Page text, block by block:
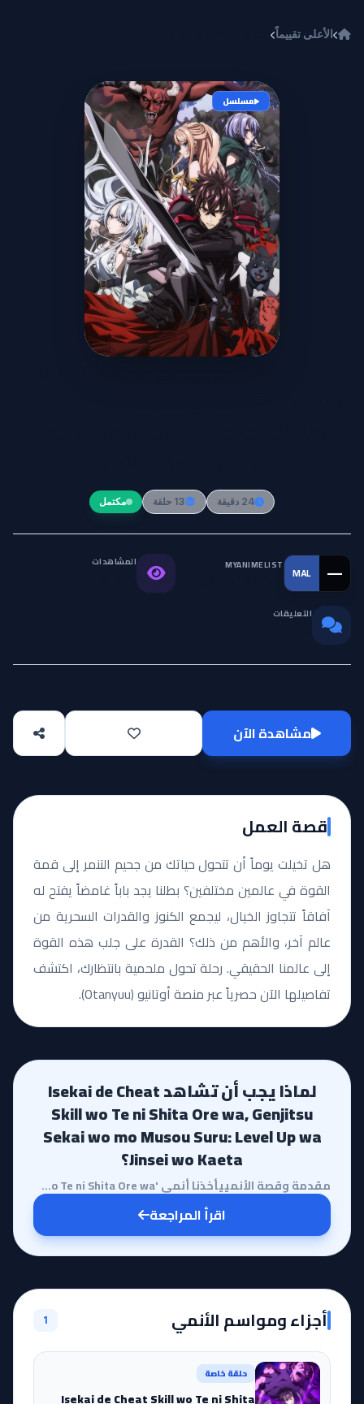
الأعلى تقييماً
مسلسل
Isekai de Cheat Skill wo Te ni
24 دقيقة 13 حلقة مكتمل
MAL —
MYANIMELIST المشاهدات
التعليقات
مشاهدة الآن
قصة العمل
هل تخيلت يوماً أن تتحول حياتك من جحيم التنمر إلى قمة
القوة في عالمين مختلفين؟ بطلنا يجد باباً غامضاً يفتح له
آفاقاً تتجاوز الخيال، ليجمع الكنوز والقدرات السحرية من
عالم آخر، والأهم من ذلك؟ القدرة على جلب هذه القوة
إلى عالمنا الحقيقي. رحلة تحول ملحمية بانتظارك، اكتشف
تفاصيلها الآن حصرياً عبر منصة أوتانيو (Otanyuu).
لماذا يجب أن تشاهد Isekai de Cheat
Skill wo Te ni Shita Ore wa, Genjitsu
Sekai wo mo Musou Suru: Level Up wa
Jinsei wo Kaeta؟
مقدمة وقصة الأنمييأخذنا أنمي 'Isekai de Cheat Skill wo Te ni Shita Ore wa' في رحلة خيالية تتجاوز الم...
اقرأ المراجعة
أجزاء ومواسم الأنمي 1
حلقة خاصة
Isekai de Cheat Skill wo Te ni Shita